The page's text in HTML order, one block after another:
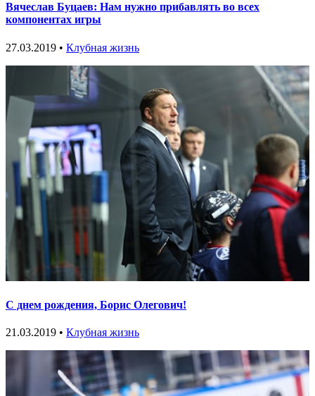
Вячеслав Буцаев: Нам нужно прибавлять во всех
компонентах игры
27.03.2019 • Клубная жизнь
С днем рождения, Борис Олегович!
21.03.2019 • Клубная жизнь